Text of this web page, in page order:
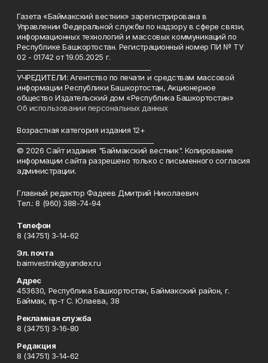
Газета «Баймакский вестник» зарегистрирована в
Управлении Федеральной службы по надзору в сфере связи,
информационных технологий и массовых коммуникаций по
Республике Башкортостан. Регистрационный номер ПИ № ТУ
02 - 01742 от 19.05.2025 г.
УЧРЕДИТЕЛИ: Агентство по печати и средствам массовой
информации Республики Башкортостан, Акционерное
общество Издательский дом «Республика Башкортостан»
Об использовании персональных данных
Возрастная категория издания 12+
© 2026 Сайт издания "Баймакский вестник". Копирование
информации сайта разрешено только с письменного согласия
администрации.
Главный редактор Фадеев Дмитрий Николаевич
Тел.: 8 (960) 388-74-94
Телефон
8 (34751) 3-14-62
Эл. почта
baimvestnik@yandex.ru
Адрес
453630, Республика Башкортостан, Баймакский район, г.
Баймак, пр-т С. Юлаева, 38
Рекламная служба
8 (34751) 3-16-80
Редакция
8 (34751) 3-14-62